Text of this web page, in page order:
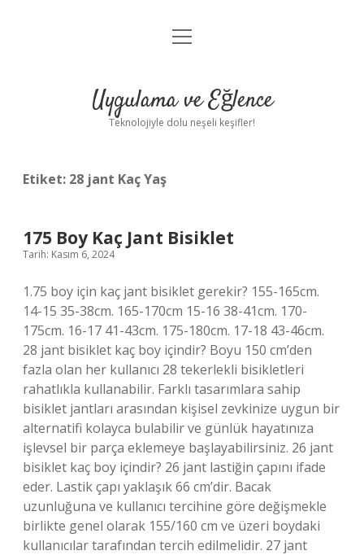
Anasayfa
Yasal Uyarı
menüyü
Uygulama ve Eğlence
Teknolojiyle dolu neşeli keşifler!
Etiket: 28 jant Kaç Yaş
175 Boy Kaç Jant Bisiklet
Tarih: Kasım 6, 2024
1.75 boy için kaç jant bisiklet gerekir? 155-165cm.
14-15 35-38cm. 165-170cm 15-16 38-41cm. 170-
175cm. 16-17 41-43cm. 175-180cm. 17-18 43-46cm.
28 jant bisiklet kaç boy içindir? Boyu 150 cm’den
fazla olan her kullanıcı 28 tekerlekli bisikletleri
rahatlıkla kullanabilir. Farklı tasarımlara sahip
bisiklet jantları arasından kişisel zevkinize uygun bir
alternatifi kolayca bulabilir ve günlük hayatınıza
işlevsel bir parça eklemeye başlayabilirsiniz. 26 jant
bisiklet kaç boy içindir? 26 jant lastiğin çapını ifade
eder. Lastik çapı yaklaşık 66 cm’dir. Bacak
uzunluğuna ve kullanıcı tercihine göre değişmekle
birlikte genel olarak 155/160 cm ve üzeri boydaki
kullanıcılar tarafından tercih edilmelidir. 27 jant